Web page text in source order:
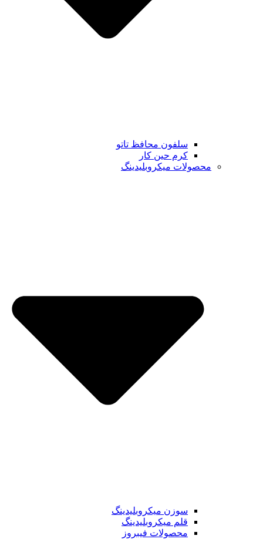
سلفون محافظ تاتو
کرم حین کار
محصولات میکروبلیدینگ
سوزن میکروبلیدینگ
قلم میکروبلیدینگ
محصولات فیبروز